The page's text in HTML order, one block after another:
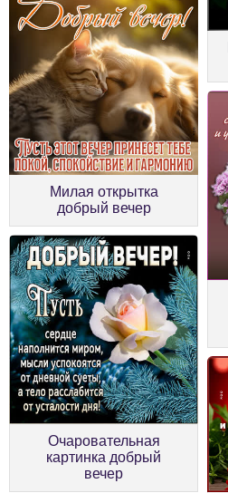
Милая открытка
добрый вечер
Очаровательная
картинка добрый
вечер